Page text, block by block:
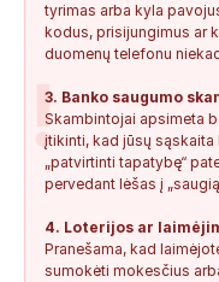
!
tyrimas arba kyla
kodus, prisijungimus ar
duomenų telefonu
3. Banko saugumo
Skambintojai apsimeta
įtikinti, kad jūsų
„patvirtinti tapatybę“
pervedant lėšas į
4. Loterijos ar
Pranešama, kad
sumokėti mokesčius